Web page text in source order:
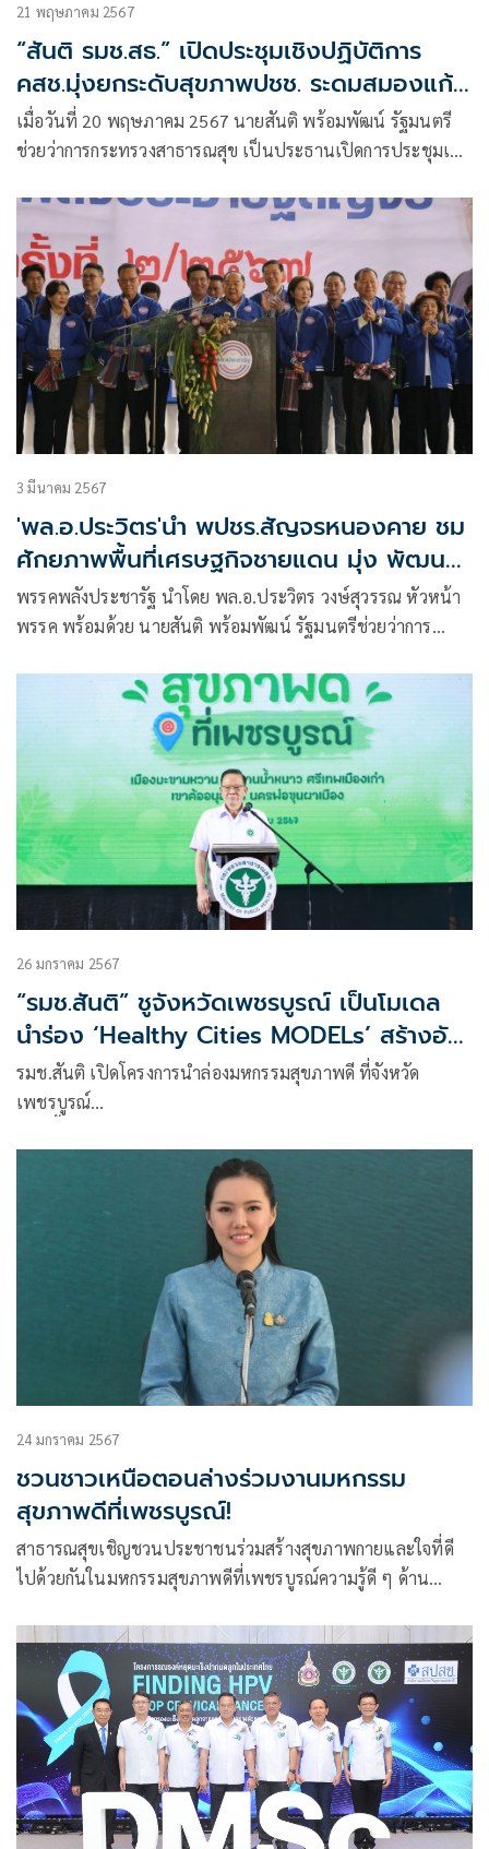
21 พฤษภาคม 2567
“สันติ รมช.สธ.” เปิดประชุมเชิงปฏิบัติการ
คสช.มุ่งยกระดับสุขภาพปชช. ระดมสมองแก้
วิกฤตเด็กเกิดน้อย-ยาเสพติดระบาดในเยาวชน
เสนอรัฐบาล
เมื่อวันที่ 20 พฤษภาคม 2567 นายสันติ พร้อมพัฒน์ รัฐมนตรี
ช่วยว่าการกระทรวงสาธารณสุข เป็นประธานเปิดการประชุมเชิง
กรรมการสุขภาพแห่งชาติ (คสช.)
3 มีนาคม 2567
'พล.อ.ประวิตร'นำ พปชร.สัญจรหนองคาย ชม
ศักยภาพพื้นที่เศรษฐกิจชายแดน มุ่ง พัฒนา
ให้เจริญก้าวหน้าได้ พร้อมรับฟังปัญหาสะท้อน
รัฐบาล-สภาฯ เร่งจัดการดูแลให้ชาวอีสาน
พรรคพลังประชารัฐ นำโดย พล.อ.ประวิตร วงษ์สุวรรณ หัวหน้า
พรรค พร้อมด้วย นายสันติ พร้อมพัฒน์ รัฐมนตรีช่วยว่าการ
านุสรณ์ รองหัวหน้าพรรค, นายไพบูลย์ นิติตะวัน รองหัวหน้า
พรรค, ,นางสาวตรีนุช เทียนทอง รองหัวหน้าพรรค ร่วมลงพื้นที่
สัญจรที่โรงเรียนฮั่วเคียวกงฮัก เทศบาลเมืองหนองคาย อ.เมือง
จ.หนองคาย โดยมีนายกระแสร์ ตระกูลพรพงศ์ สส.หนองคาย
เขต 1 พรรคพลังประชารัฐให้การต้อนรับ
26 มกราคม 2567
“รมช.สันติ” ชูจังหวัดเพชรบูรณ์ เป็นโมเดล
นำร่อง ‘Healthy Cities MODELs’ สร้างอัต
ลักษณ์ Soft power ด้านสุขภาพ เพิ่มรายได้
ชุมชน - เศรษฐกิจประเทศ
รมช.สันติ เปิดโครงการนำล่องมหกรรมสุขภาพดี ที่จังหวัด
เพชรบูรณ์
กรมอนามัย กรมการแพทย์แผนไทยฯ และกรมวิทยาศาสตร์การ
24 มกราคม 2567
ชวนชาวเหนือตอนล่างร่วมงานมหกรรม
สุขภาพดีที่เพชรบูรณ์!
สาธารณสุขเชิญชวนประชาชนร่วมสร้างสุขภาพกายและใจที่ดี
ไปด้วยกันในมหกรรมสุขภาพดีที่เพชรบูรณ์ความรู้ดี ๆ ด้าน